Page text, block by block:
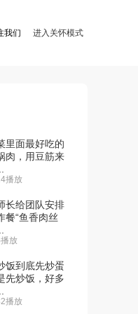
我们 进入关怀模式
里面最好吃的
肉，用豆筋来
播放
长给团队安排
餐“鱼香肉丝
放
饭到底先炒蛋
先炒饭，好多
播放